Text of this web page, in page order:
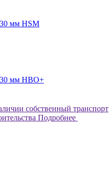
мм HSM
мм HBO+
собственный транспорт
Подробнее